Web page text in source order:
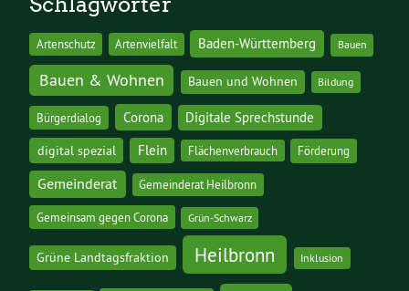
Artenschutz Artenvielfalt Baden-Württemberg Bauen
Bauen & Wohnen Bauen und Wohnen Bildung
Bürgerdialog Corona Digitale Sprechstunde
digital spezial Flein Flächenverbrauch Förderung
Gemeinderat Gemeinderat Heilbronn
Gemeinsam gegen Corona Grün-Schwarz
Grüne Landtagsfraktion Heilbronn Inklusion